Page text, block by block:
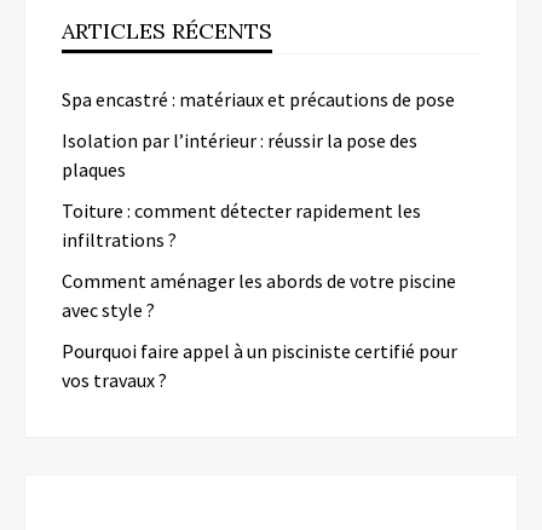
ARTICLES RÉCENTS
Spa encastré : matériaux et précautions de pose
Isolation par l’intérieur : réussir la pose des
plaques
Toiture : comment détecter rapidement les
infiltrations ?
Comment aménager les abords de votre piscine
avec style ?
Pourquoi faire appel à un pisciniste certifié pour
vos travaux ?